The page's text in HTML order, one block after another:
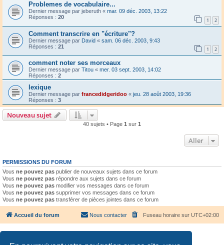
Problemes de vocabulaire...
Dernier message par jeberuth « mar. 09 déc. 2003, 13:22
Réponses : 20 1 2
Comment transcrire en "écriture"?
Dernier message par David « sam. 06 déc. 2003, 9:43
Réponses : 21 1 2
comment noter ses morceaux
Dernier message par Titou « mer. 03 sept. 2003, 14:02
Réponses : 2
lexique
Dernier message par francedidgeridoo « jeu. 28 août 2003, 19:36
Réponses : 3
Nouveau sujet
40 sujets • Page 1 sur 1
Aller
PERMISSIONS DU FORUM
Vous ne pouvez pas publier de nouveaux sujets dans ce forum
Vous ne pouvez pas répondre aux sujets dans ce forum
Vous ne pouvez pas modifier vos messages dans ce forum
Vous ne pouvez pas supprimer vos messages dans ce forum
Vous ne pouvez pas transférer de pièces jointes dans ce forum
Accueil du forum Fuseau horaire sur UTC+02:00
Nous contacter